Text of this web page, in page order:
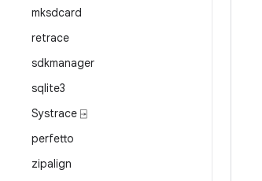
mksdcard
retrace
sdkmanager
sqlite3
Systrace ⍈
perfetto
zipalign